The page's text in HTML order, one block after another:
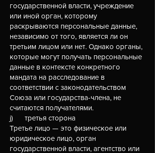
государственной власти, учреждение
или иной орган, которому
раскрываются персональные данные,
независимо от того, является ли он
третьим лицом или нет. Однако органы,
которые могут получать персональные
данные в контексте конкретного
мандата на расследование в
соответствии с законодательством
Союза или государства-члена, не
считаются получателями.
j) третья сторона
Третье лицо — это физическое или
юридическое лицо, орган
государственной власти, агентство или